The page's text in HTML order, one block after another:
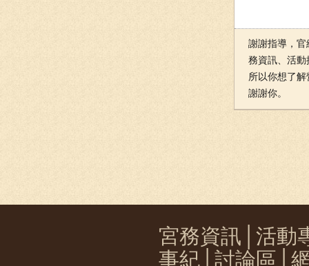
謝謝指導，
務資訊、活
所以你想了
謝謝你。
宮務資訊
活動
事紀
討論區